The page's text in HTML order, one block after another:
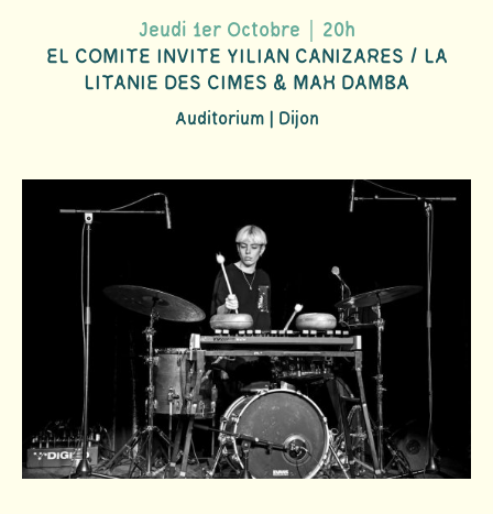
Jeudi 1er Octobre｜20h
EL COMITE INVITE YILIAN CANIZARES / LA
LITANIE DES CIMES & MAH DAMBA
Auditorium | Dijon